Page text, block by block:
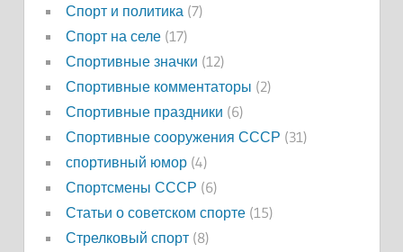
Спорт и политика (7)
Спорт на селе(17)
Спортивные значки (12)
Спортивные комментаторы (2)
Спортивные праздники (6)
Спортивные сооружения СССР (31)
спортивный юмор(4)
Спортсмены СССР (6)
Статьи о советском спорте(15)
Стрелковый спорт(8)